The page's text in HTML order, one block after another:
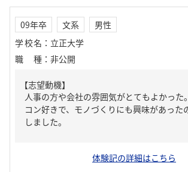
09年卒 文系
男性
学校名 ： 立正大学
職種 ： 非公開
【志望動機】
人事の方や会社の雰囲気がとてもよかった
コン好きで、モノづくりにも興味があった
しました。
体験記の詳細はこちら